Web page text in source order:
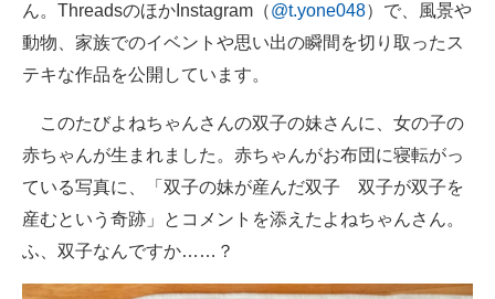
ん。ThreadsのほかInstagram（@t.yone048）で、風景や
動物、家族でのイベントや思い出の瞬間を切り取ったス
テキな作品を公開しています。
このたびよねちゃんさんの双子の妹さんに、女の子の
赤ちゃんが生まれました。赤ちゃんがお布団に寝転がっ
ている写真に、「双子の妹が産んだ双子 双子が双子を
産むという奇跡」とコメントを添えたよねちゃんさん。
ふ、双子なんですか……？